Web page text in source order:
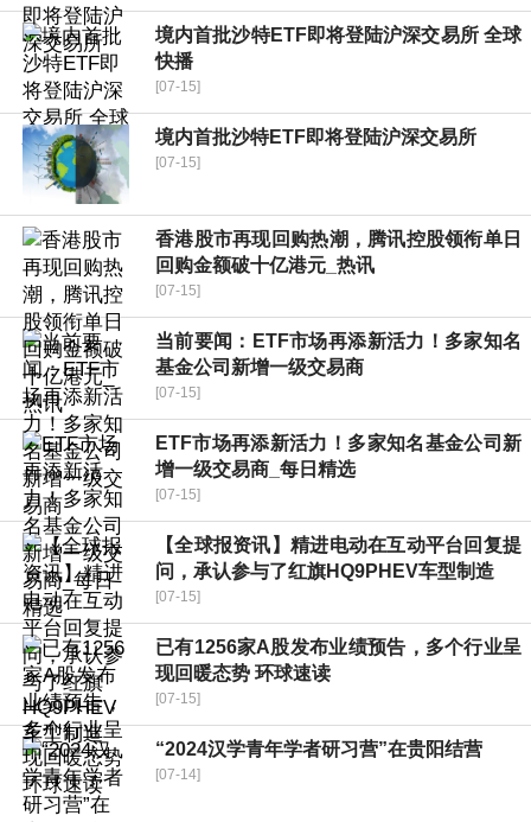
境内首批沙特ETF即将登陆沪深交易所 全球
快播
[07-15]
境内首批沙特ETF即将登陆沪深交易所
[07-15]
香港股市再现回购热潮，腾讯控股领衔单日
回购金额破十亿港元_热讯
[07-15]
当前要闻：ETF市场再添新活力！多家知名
基金公司新增一级交易商
[07-15]
ETF市场再添新活力！多家知名基金公司新
增一级交易商_每日精选
[07-15]
【全球报资讯】精进电动在互动平台回复提
问，承认参与了红旗HQ9PHEV车型制造
[07-15]
已有1256家A股发布业绩预告，多个行业呈
现回暖态势 环球速读
[07-15]
“2024汉学青年学者研习营”在贵阳结营
[07-14]